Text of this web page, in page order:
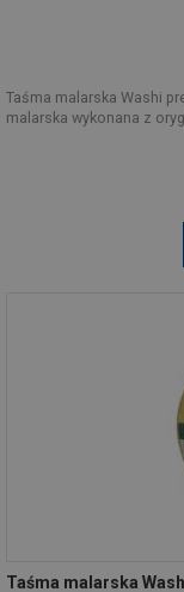
Taśma malarska Washi
malarska wykonana z
Taśma malarska